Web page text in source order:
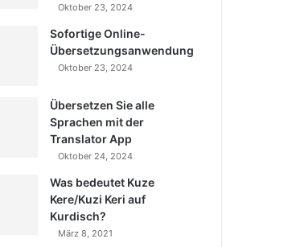
Oktober 23, 2024
Sofortige Online-
Übersetzungsanwendung
Oktober 23, 2024
Übersetzen Sie alle
Sprachen mit der
Translator App
Oktober 24, 2024
Was bedeutet Kuze
Kere/Kuzi Keri auf
Kurdisch?
März 8, 2021